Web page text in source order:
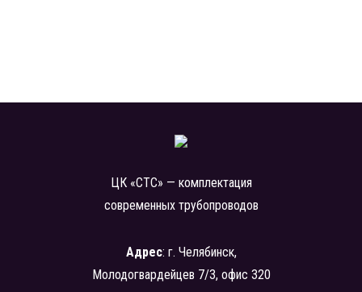
ЦК «СТС» — комплектация
современных трубопроводов
Адрес: г. Челябинск,
Молодогвардейцев 7/3, офис 320